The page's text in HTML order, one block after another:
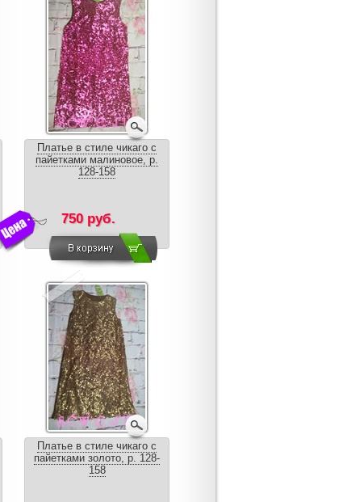
Платье в стиле чикаго с
пайетками малиновое, р.
128-158
750 руб.
Платье в стиле чикаго с
пайетками золото, р. 128-
158